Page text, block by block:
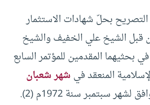
بحلّ شهادات الاستثمار
قبل الشيخ علي الخفيف والشيخ
المقدمين للمؤتمر السابع
المنعقد فيشهر شعبان